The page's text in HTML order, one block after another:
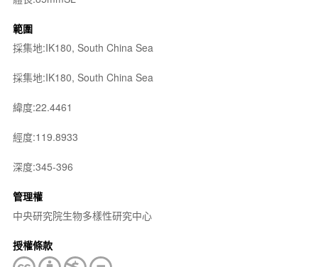
範圍
採集地:IK180, South China Sea
採集地:IK180, South China Sea
緯度:22.4461
經度:119.8933
深度:345-396
管理權
中央研究院生物多樣性研究中心
授權條款